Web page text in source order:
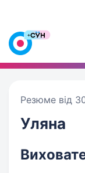
Резюме від
Уляна